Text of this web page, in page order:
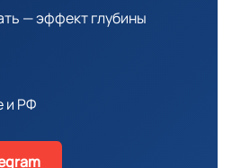
— эффект глубины
и РФ